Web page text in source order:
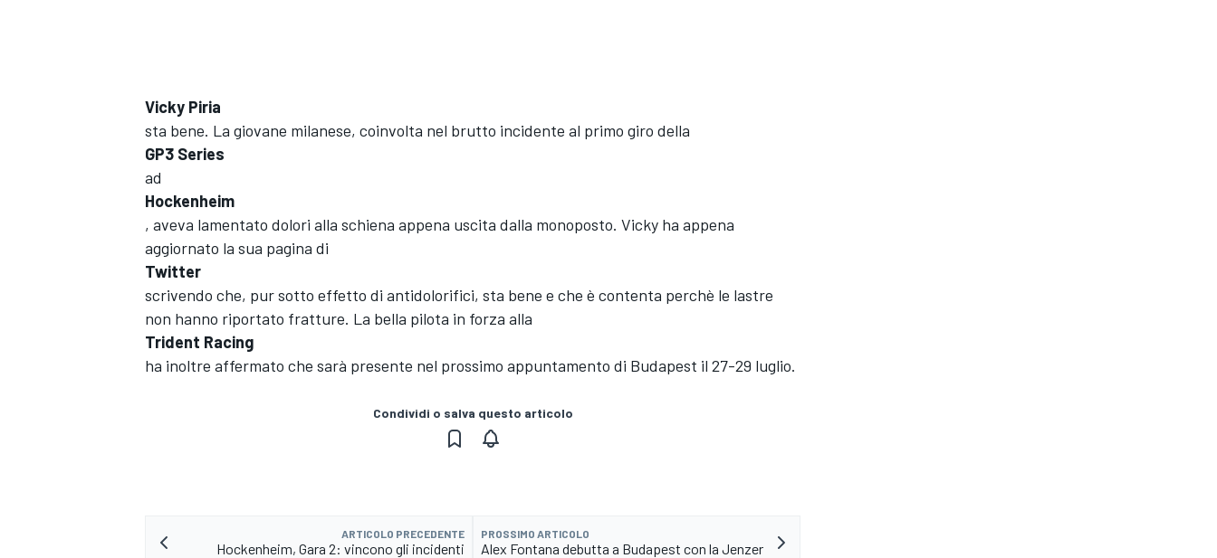
MONOPOSTO
Vicky Piria
sta bene. La giovane milanese, coinvolta nel brutto incidente al primo giro della
GP3 Series
ad
Hockenheim
, aveva lamentato dolori alla schiena appena uscita dalla monoposto. Vicky ha appena
aggiornato la sua pagina di
Twitter
scrivendo che, pur sotto effetto di antidolorifici, sta bene e che è contenta perchè le lastre
non hanno riportato fratture. La bella pilota in forza alla
Trident Racing
ha inoltre affermato che sarà presente nel prossimo appuntamento di Budapest il 27-29 luglio.
Condividi o salva questo articolo
ARTICOLO PRECEDENTE
Hockenheim, Gara 2: vincono gli incidenti
PROSSIMO ARTICOLO
Alex Fontana debutta a Budapest con la Jenzer